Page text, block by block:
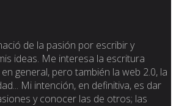
de la pasión por escribir y
ideas. Me interesa la escritura
general, pero también la web 2.0, la
Mi intención, en definitiva, es dar
y conocer las de otros; las